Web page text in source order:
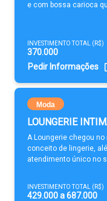
e com bossa carioca
INVESTIMENTO TOTAL (R$)
370.000
Pedir Informações
Moda
LOUNGERIE
A Loungerie chegou
conceito de lingerie,
atendimento único no
INVESTIMENTO TOTAL (R$)
429.000 a 687.000